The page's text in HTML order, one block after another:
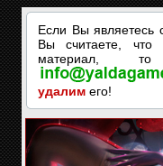
Если Вы являетесь
Вы считаете, что
материал,
удалим его!